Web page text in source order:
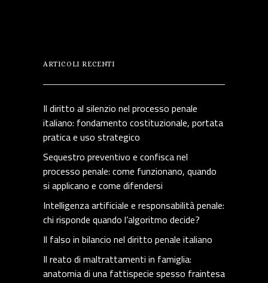
ARTICOLI RECENTI
Il diritto al silenzio nel processo penale
italiano: fondamento costituzionale, portata
pratica e uso strategico
Sequestro preventivo e confisca nel
processo penale: come funzionano, quando
si applicano e come difendersi
Intelligenza artificiale e responsabilità penale:
chi risponde quando l’algoritmo decide?
Il falso in bilancio nel diritto penale italiano
Il reato di maltrattamenti in famiglia:
anatomia di una fattispecie spesso fraintesa